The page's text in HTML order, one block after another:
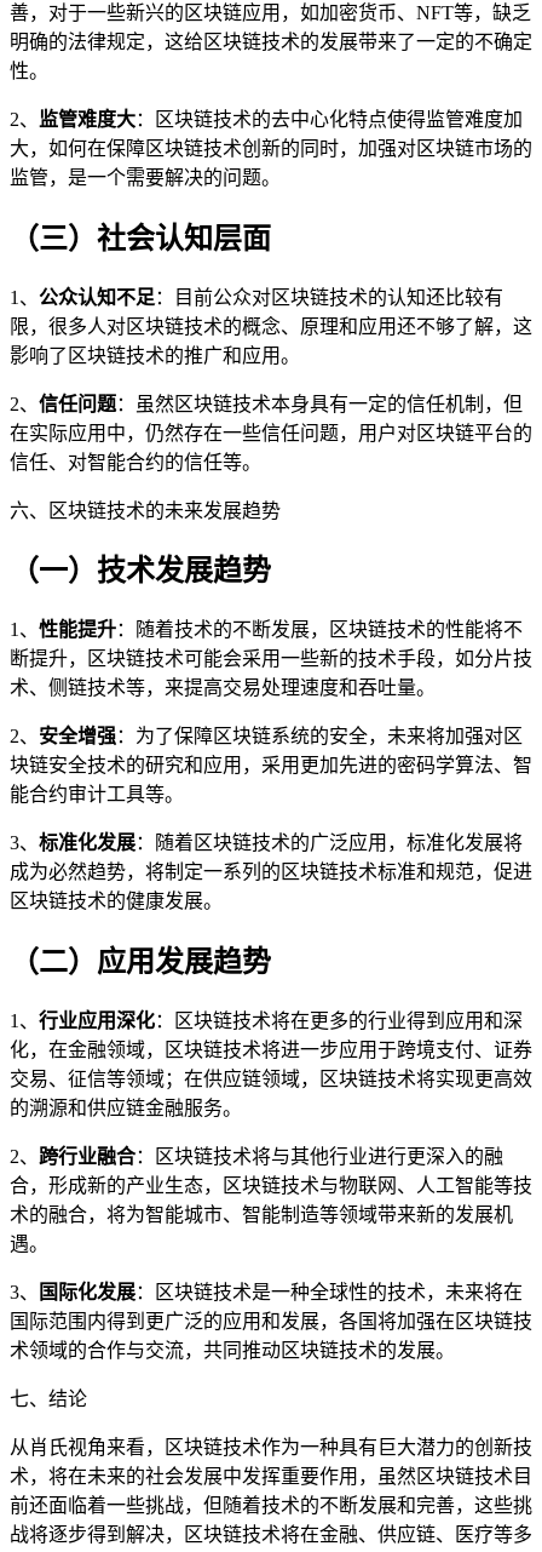
善，对于一些新兴的区块链应用，如加密货币、NFT等，缺乏
明确的法律规定，这给区块链技术的发展带来了一定的不确定
性。
2、 监管难度大：区块链技术的去中心化特点使得监管难度加
大，如何在保障区块链技术创新的同时，加强对区块链市场的
监管，是一个需要解决的问题。
（三）社会认知层面
1、 公众认知不足 ：目前公众对区块链技术的认知还比较有
限，很多人对区块链技术的概念、原理和应用还不够了解，这
影响了区块链技术的推广和应用。
2、 信任问题：虽然区块链技术本身具有一定的信任机制，但
在实际应用中，仍然存在一些信任问题，用户对区块链平台的
信任、对智能合约的信任等。
六、区块链技术的未来发展趋势
（一）技术发展趋势
1、 性能提升：随着技术的不断发展，区块链技术的性能将不
断提升，区块链技术可能会采用一些新的技术手段，如分片技
术、侧链技术等，来提高交易处理速度和吞吐量。
2、 安全增强：为了保障区块链系统的安全，未来将加强对区
块链安全技术的研究和应用，采用更加先进的密码学算法、智
能合约审计工具等。
3、 标准化发展：随着区块链技术的广泛应用，标准化发展将
成为必然趋势，将制定一系列的区块链技术标准和规范，促进
区块链技术的健康发展。
（二）应用发展趋势
1、 行业应用深化：区块链技术将在更多的行业得到应用和深
化，在金融领域，区块链技术将进一步应用于跨境支付、证券
交易、征信等领域；在供应链领域，区块链技术将实现更高效
的溯源和供应链金融服务。
2、 跨行业融合：区块链技术将与其他行业进行更深入的融
合，形成新的产业生态，区块链技术与物联网、人工智能等技
术的融合，将为智能城市、智能制造等领域带来新的发展机
遇。
3、 国际化发展：区块链技术是一种全球性的技术，未来将在
国际范围内得到更广泛的应用和发展，各国将加强在区块链技
术领域的合作与交流，共同推动区块链技术的发展。
七、结论
从肖氏视角来看，区块链技术作为一种具有巨大潜力的创新技
术，将在未来的社会发展中发挥重要作用，虽然区块链技术目
前还面临着一些挑战，但随着技术的不断发展和完善，这些挑
战将逐步得到解决，区块链技术将在金融、供应链、医疗等多